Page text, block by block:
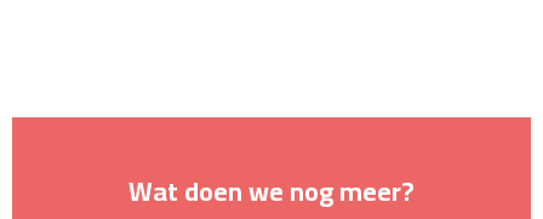
Wat doen we nog meer?